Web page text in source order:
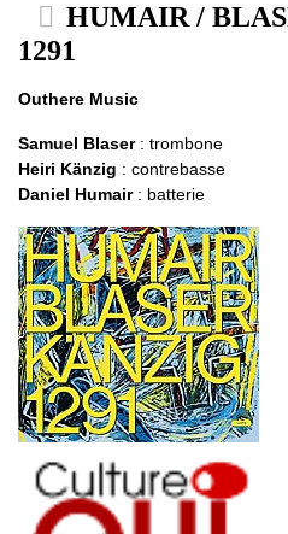
HUMAIR /
1291
Outhere Music
Samuel Blaser: trombone
Heiri Känzig : contrebasse
Daniel Humair: batterie